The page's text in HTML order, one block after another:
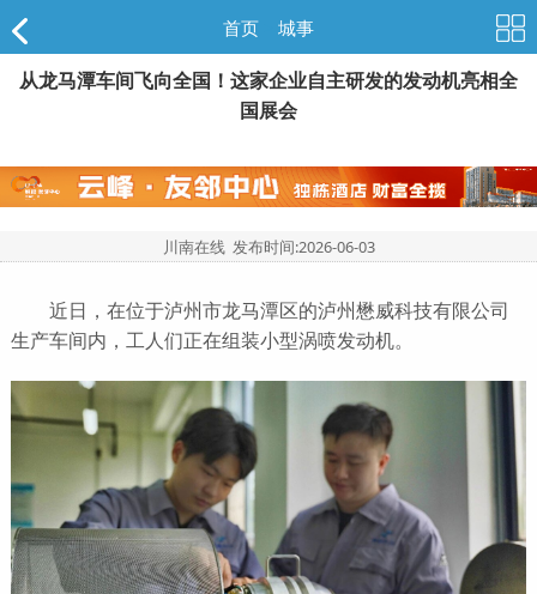
首页 城事
从龙马潭车间飞向全国！这家企业自主研发的发动机亮相全
国展会
川南在线 发布时间:2026-06-03
近日，在位于泸州市龙马潭区的泸州懋威科技有限公司
生产车间内，工人们正在组装小型涡喷发动机。